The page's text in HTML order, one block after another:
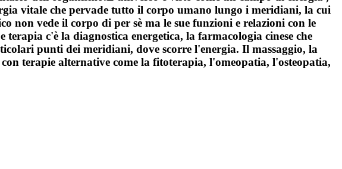
vitale che pervade tutto il corpo umano lungo i meridiani, la cui
non vede il corpo di per sè ma le sue funzioni e relazioni con le
c'è la diagnostica energetica, la farmacologia cinese che
punti dei meridiani, dove scorre l'energia. Il massaggio, la
terapie alternative come la fitoterapia, l'omeopatia, l'osteopatia,